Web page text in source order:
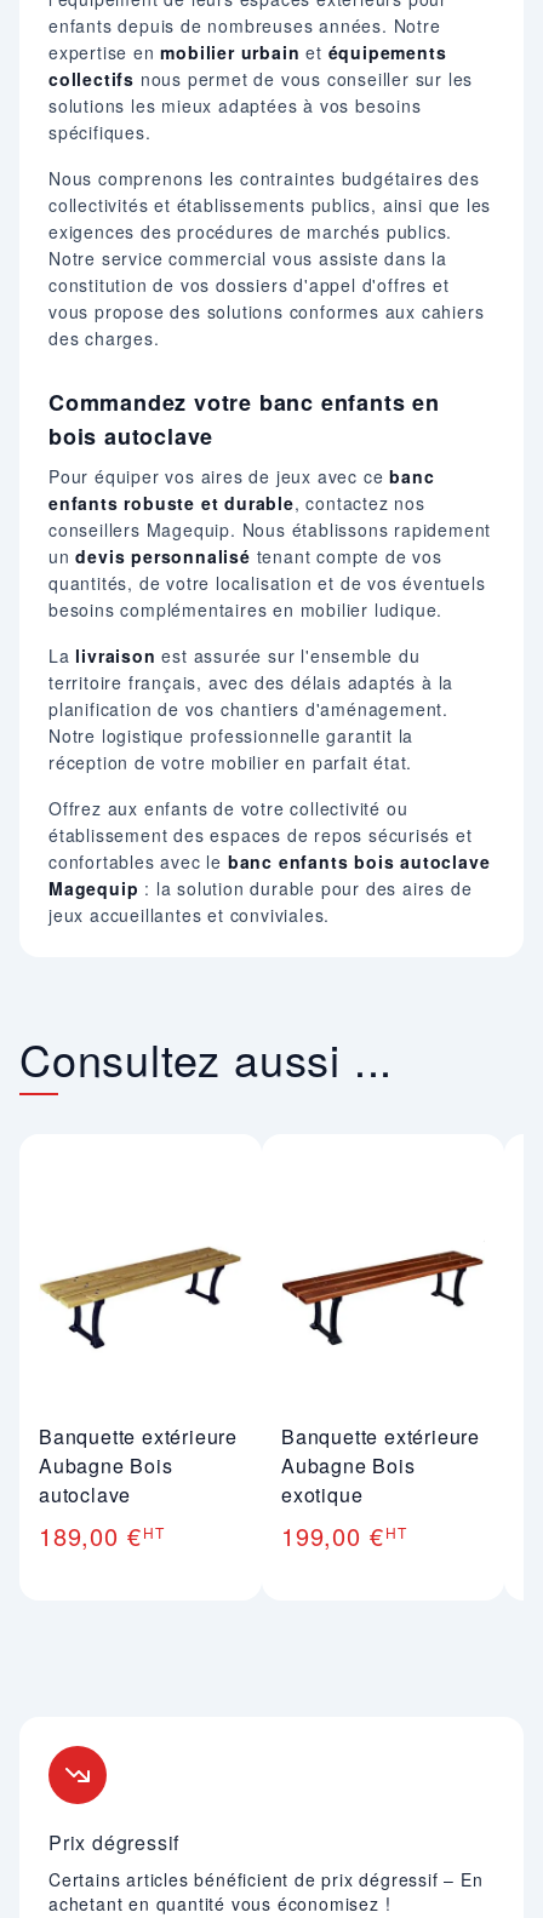
enfants depuis de nombreuses années. Notre
expertise enmobilier urbain et équipements
collectifs nous permet de vous conseiller sur les
solutions les mieux adaptées à vos besoins
spécifiques.
Nous comprenons les contraintes budgétaires des
collectivités et établissements publics, ainsi que les
exigences des procédures de marchés publics.
Notre service commercial vous assiste dans la
constitution de vos dossiers d'appel d'offres et
vous propose des solutions conformes aux cahiers
des charges.
Commandez votre banc enfants en
bois autoclave
Pour équiper vos aires de jeux avec cebanc
enfants robuste et durable, contactez nos
conseillers Magequip. Nous établissons rapidement
undevis personnalisé tenant compte de vos
quantités, de votre localisation et de vos éventuels
besoins complémentaires en mobilier ludique.
La livraison est assurée sur l'ensemble du
territoire français, avec des délais adaptés à la
planification de vos chantiers d'aménagement.
Notre logistique professionnelle garantit la
réception de votre mobilier en parfait état.
Offrez aux enfants de votre collectivité ou
établissement des espaces de repos sécurisés et
confortables avec le banc enfants bois autoclave
Magequip : la solution durable pour des aires de
jeux accueillantes et conviviales.
Consultez aussi ...
Banquette extérieure
Aubagne Bois
autoclave
189,00 €HT
Banquette extérieure
Aubagne Bois
exotique
199,00 €HT
Prix dégressif
Certains articles bénéficient de prix dégressif – En
achetant en quantité vous économisez !